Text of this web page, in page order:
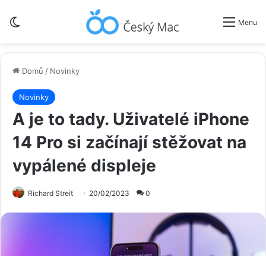
Menu
Domů / Novinky
Novinky
A je to tady. Uživatelé iPhone
14 Pro si začínají stěžovat na
vypálené displeje
Richard Streit 20/02/2023 0